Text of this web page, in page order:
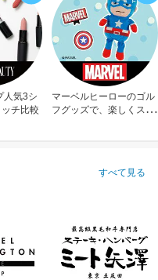
人気3シ
チ比較
マーベルヒーローのゴル
フグッズで、楽しくスコ
すべて見る